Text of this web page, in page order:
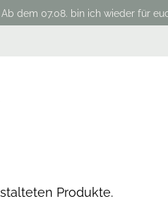
dem 07.08. bin ich wieder für
Produkte.